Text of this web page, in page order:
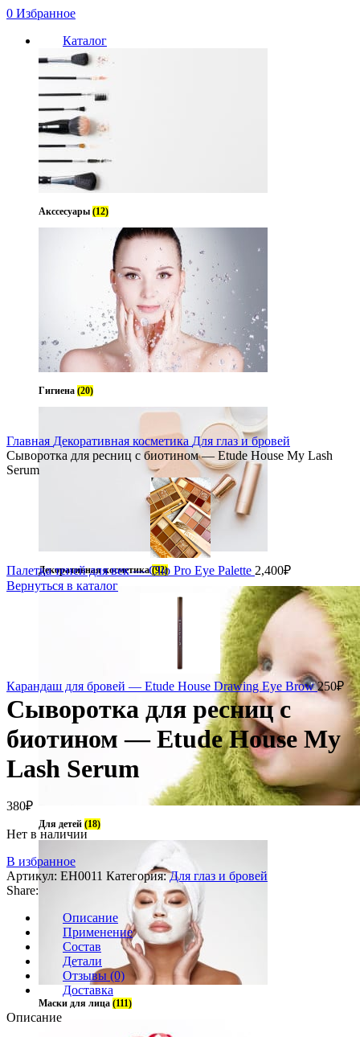
0 Избранное
Каталог
Акссесуары (12)
Гигиена (20)
Декоративная косметика(92)
Для детей (18)
Маски для лица (111)
Главная Декоративная косметика Для глаз и бровей
Сыворотка для ресниц с биотином — Etude House My Lash
Serum
Палетка теней для век — Clio Pro Eye Palette 2,400₽
Вернуться в каталог
Карандаш для бровей — Etude House Drawing Eye Brow250₽
Сыворотка для ресниц с
биотином — Etude House My
Lash Serum
380₽
Нет в наличии
В избранное
Артикул: EH0011 Категория: Для глаз и бровей
Share:
Описание
Применение
Состав
Детали
Отзывы (0)
Доставка
Описание